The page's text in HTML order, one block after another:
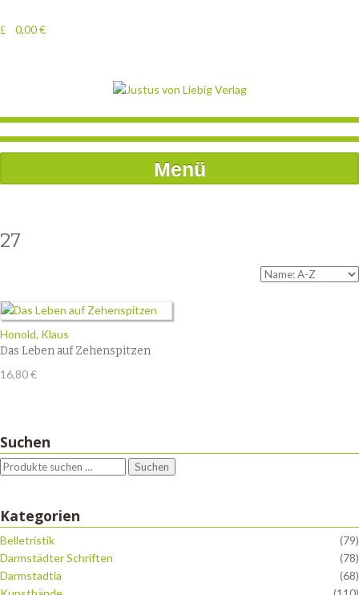
0,00€
Menü
27
Honold, Klaus
Das Leben auf Zehenspitzen
16,80€
Suchen
Suchen
Kategorien
Belletristik
(79)
Darmstädter Schriften
(78)
Darmstadtia
(68)